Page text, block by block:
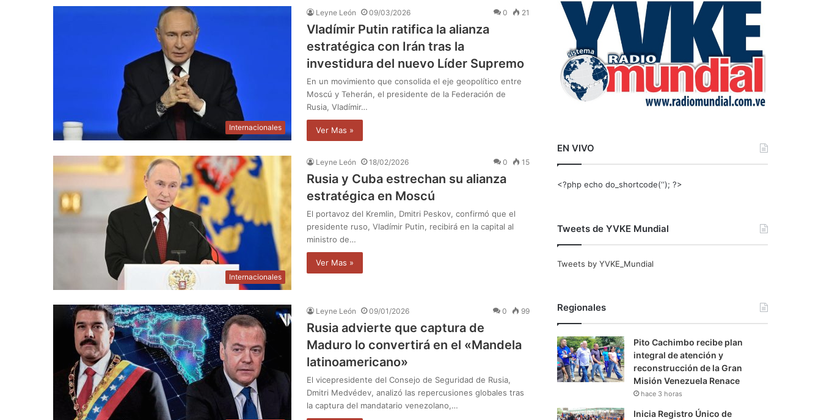
Internacionales
Leyne León 09/03/2026 0 21
Vladímir Putin ratifica la alianza
estratégica con Irán tras la
investidura del nuevo Líder Supremo
En un movimiento que consolida el eje geopolítico entre
Moscú y Teherán, el presidente de la Federación de
Rusia, Vladímir…
Ver Mas »
Internacionales
Leyne León 18/02/2026 0 15
Rusia y Cuba estrechan su alianza
estratégica en Moscú
El portavoz del Kremlin, Dmitri Peskov, confirmó que el
presidente ruso, Vladímir Putin, recibirá en la capital al
ministro de…
Ver Mas »
Leyne León 09/01/2026 0 99
Rusia advierte que captura de
Maduro lo convertirá en el «Mandela
latinoamericano»
El vicepresidente del Consejo de Seguridad de Rusia,
Dmitri Medvédev, analizó las repercusiones globales tras
la captura del mandatario venezolano,…
r
EN VIVO
<?php echo do_shortcode(‘‘); ?>
Tweets de YVKE Mundial
Tweets by YVKE_Mundial
Regionales
Pito Cachimbo recibe plan
integral de atención y
reconstrucción de la Gran
Misión Venezuela Renace
hace 3 horas
Inicia Registro Único de